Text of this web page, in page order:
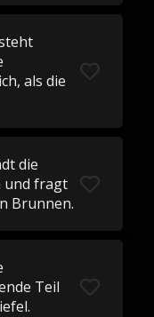
als die
die
und fragt
Brunnen.
Teil